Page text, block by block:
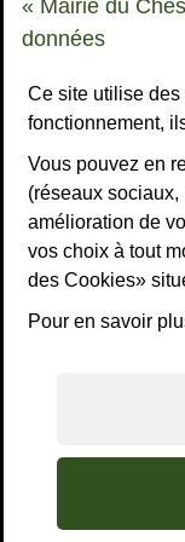
« Mairie du
données
Ce site utilise
fonctionnement,
Vous pouvez en
(réseaux
amélioration de
vos choix à tout
des Cookies»
Pour en savoir
Liens bas de page
Mentions légales
Politiques de